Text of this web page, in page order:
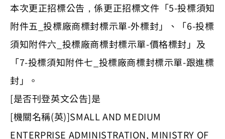
本次更正招標公告，係更正招標文件「5-投標須知
附件五_投標廠商標封標示單-外標封」、「6-投標
須知附件六_投標廠商標封標示單-價格標封」及
「7-投標須知附件七_投標廠商標封標示單-跟進標
封」。
[是否刊登英文公告]是
[機關名稱(英)]SMALL AND MEDIUM
ENTERPRISE ADMINISTRATION, MINISTRY OF